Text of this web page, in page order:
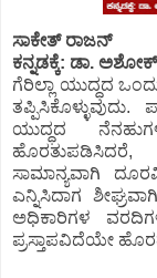
ಸಾಕೇತ್ ರಾಜನ್
ಕನ್ನಡಕ್ಕೆ: ಡಾ.
ಗೆರಿಲ್ಲಾ ಯುದ್ಧದ
ಯುದ್ಧದ
ಸಾಮಾನ್ಯವಾಗಿ
ಎನ್ನಿಸಿದಾಗ
ಅಧಿಕಾರಿಗಳ
ಪ್ರಸ್ತಾಪವಿದೆಯೇ